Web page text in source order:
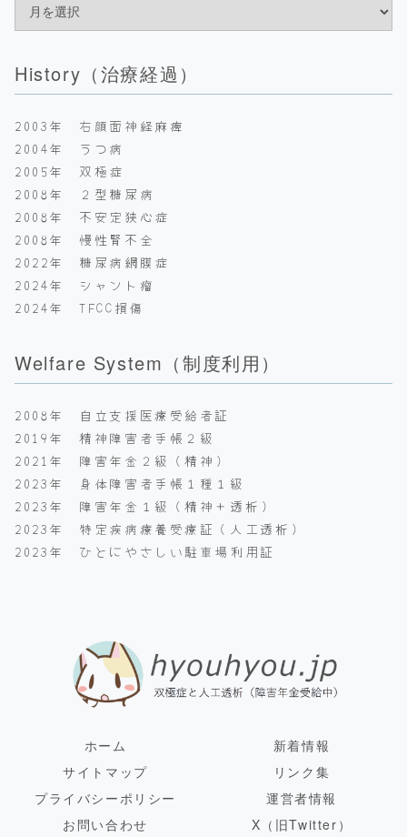
History（治療経過）
2003年 右顔面神経麻痺
2004年 うつ病
2005年 双極症
2008年 ２型糖尿病
2008年 不安定狭心症
2008年 慢性腎不全
2022年 糖尿病網膜症
2024年 シャント瘤
2024年 TFCC損傷
Welfare System（制度利用）
2008年 自立支援医療受給者証
2019年 精神障害者手帳２級
2021年 障害年金２級（精神）
2023年 身体障害者手帳１種１級
2023年 障害年金１級（精神＋透析）
2023年 特定疾病療養受療証（人工透析）
2023年 ひとにやさしい駐車場利用証
ホーム
新着情報
サイトマップ
リンク集
プライバシーポリシー
運営者情報
お問い合わせ
X（旧Twitter）